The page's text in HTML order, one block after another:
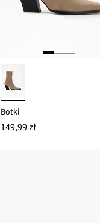
Botki
149,99 zł